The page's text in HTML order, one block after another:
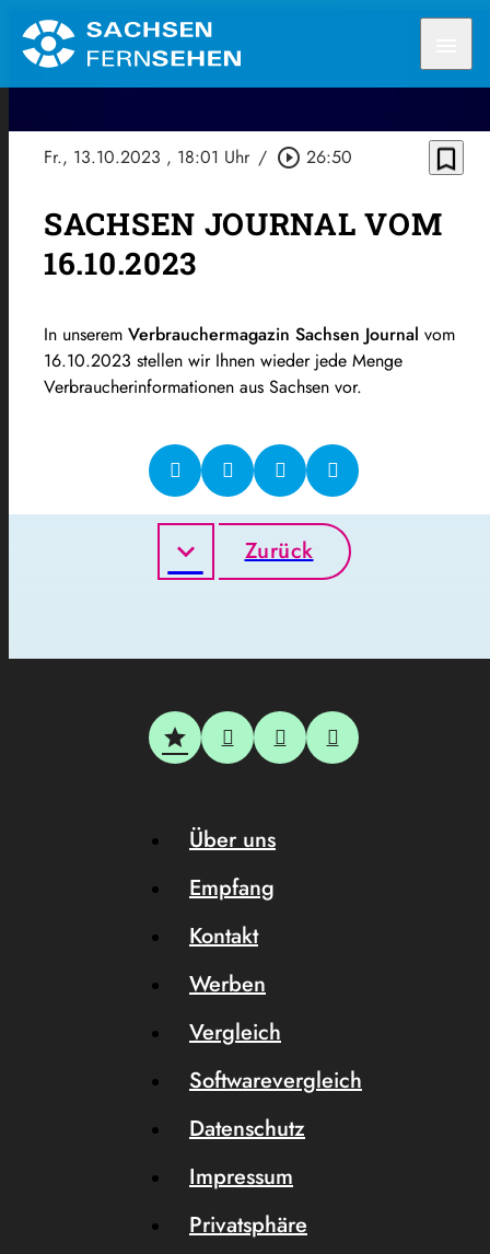
Fr., 13.10.2023 , 18:01 Uhr / play_circle_outline 26:50 bookmark_border
SACHSEN JOURNAL VOM
16.10.2023
In unserem Verbrauchermagazin Sachsen Journal vom
16.10.2023 stellen wir Ihnen wieder jede Menge
Verbraucherinformationen aus Sachsen vor.
Zurück
Über uns
Empfang
Kontakt
Werben
Vergleich
Softwarevergleich
Datenschutz
Impressum
Privatsphäre